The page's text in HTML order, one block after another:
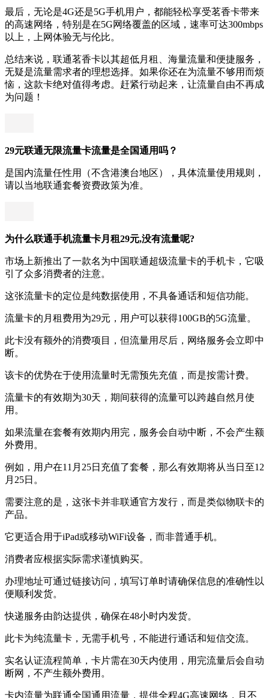
最后，无论是4G还是5G手机用户，都能轻松享受茗香卡带来
的高速网络，特别是在5G网络覆盖的区域，速率可达300mbps
以上，上网体验无与伦比。
总结来说，联通茗香卡以其超低月租、海量流量和便捷服务，
无疑是流量需求者的理想选择。如果你还在为流量不够用而烦
恼，这款卡绝对值得考虑。赶紧行动起来，让流量自由不再成
为问题！
29元联通无限流量卡流量是全国通用吗？
是国内流量任性用（不含港澳台地区），具体流量使用规则，
请以当地联通套餐资费政策为准。
为什么联通手机流量卡月租29元,没有流量呢?
市场上新推出了一款名为中国联通超级流量卡的手机卡，它吸
引了众多消费者的注意。
这张流量卡的定位是纯数据使用，不具备通话和短信功能。
流量卡的月租费用为29元，用户可以获得100GB的5G流量。
此卡没有额外的消费项目，但流量用尽后，网络服务会立即中
断。
该卡的优势在于使用流量时无需预先充值，而是按需计费。
流量卡的有效期为30天，期间获得的流量可以跨越自然月使
用。
如果流量在套餐有效期内用完，服务会自动中断，不会产生额
外费用。
例如，用户在11月25日充值了套餐，那么有效期将从当日至12
月25日。
需要注意的是，这张卡并非联通官方发行，而是类似物联卡的
产品。
它更适合用于iPad或移动WiFi设备，而非普通手机。
消费者应根据实际需求谨慎购买。
办理地址可通过链接访问，填写订单时请确保信息的准确性以
便顺利发货。
快递服务由韵达提供，确保在48小时内发货。
此卡为纯流量卡，无需手机号，不能进行通话和短信交流。
实名认证流程简单，卡片需在30天内使用，用完流量后会自动
断网，不产生额外费用。
卡内流量为联通全国通用流量，提供全程4G高速网络，且不